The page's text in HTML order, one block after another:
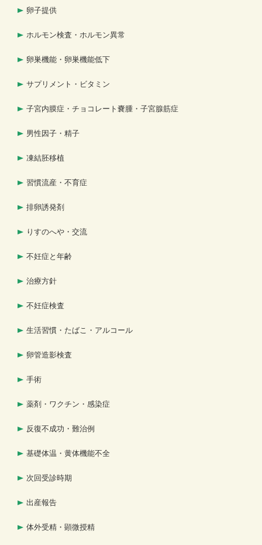
卵子提供
ホルモン検査・ホルモン異常
卵巣機能・卵巣機能低下
サプリメント・ビタミン
子宮内膜症・チョコレート嚢腫・子宮腺筋症
男性因子・精子
凍結胚移植
習慣流産・不育症
排卵誘発剤
りすのへや・交流
不妊症と年齢
治療方針
不妊症検査
生活習慣・たばこ・アルコール
卵管造影検査
手術
薬剤・ワクチン・感染症
反復不成功・難治例
基礎体温・黄体機能不全
次回受診時期
出産報告
体外受精・顕微授精